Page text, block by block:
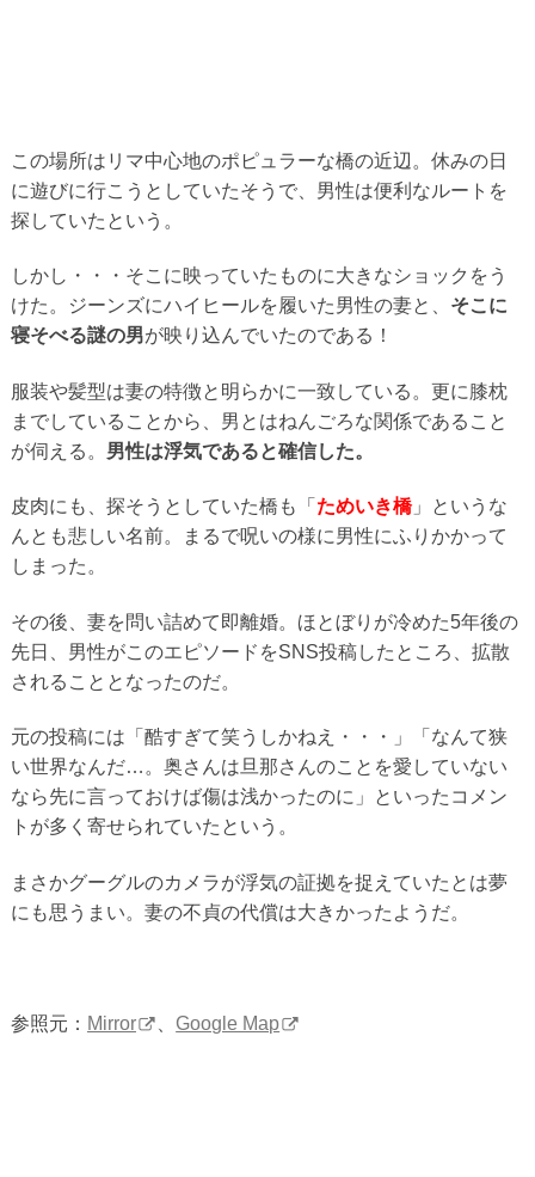
この場所はリマ中心地のポピュラーな橋の近辺。休みの日
に遊びに行こうとしていたそうで、男性は便利なルートを
探していたという。
しかし・・・そこに映っていたものに大きなショックをう
けた。ジーンズにハイヒールを履いた男性の妻と、 そこに
寝そべる謎の男が映り込んでいたのである！
服装や髪型は妻の特徴と明らかに一致している。更に膝枕
までしていることから、男とはねんごろな関係であること
が伺える。 男性は浮気であると確信した。
皮肉にも、探そうとしていた橋も「 ためいき橋」というな
んとも悲しい名前。まるで呪いの様に男性にふりかかって
しまった。
その後、妻を問い詰めて即離婚。ほとぼりが冷めた5年後の
先日、男性がこのエピソードをSNS投稿したところ、拡散
されることとなったのだ。
元の投稿には「酷すぎて笑うしかねえ・・・」「なんて狭
い世界なんだ…。奥さんは旦那さんのことを愛していない
なら先に言っておけば傷は浅かったのに」といったコメン
トが多く寄せられていたという。
まさかグーグルのカメラが浮気の証拠を捉えていたとは夢
にも思うまい。妻の不貞の代償は大きかったようだ。
参照元： Mirror Google Map